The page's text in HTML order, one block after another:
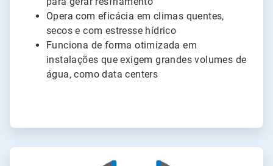
Opera com eficácia em climas quentes,
secos e com estresse hídrico
Funciona de forma otimizada em
instalações que exigem grandes volumes de
água, como data centers
ArticleTile